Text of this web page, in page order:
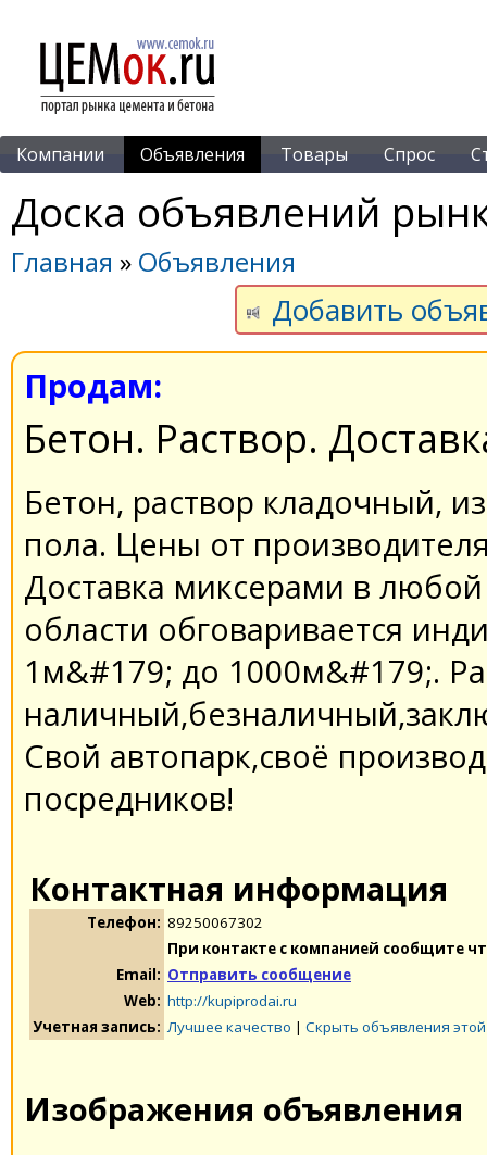
Компании Объявления Товары Спрос
Доска объявлений
Главная » Объявления
Добавить
Продам:
Бетон. Раствор.
Бетон, раствор кладочный,
пола. Цены от
Доставка миксерами в
области обговаривается
1м&#179; до 1000м&#179;.
Свой автопарк,своё
посредников!
Контактная информация
Телефон: 89250067302
При контакте с компанией сообщите
Email: Отправить сообщение
Web: http://kupiprodai.ru
Учетная запись: Лучшее качество | Скрыть объявления
Изображения объявления